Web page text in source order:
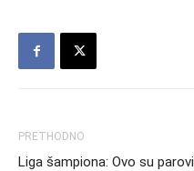
PRETHODNO
Liga šampiona: Ovo su parovi